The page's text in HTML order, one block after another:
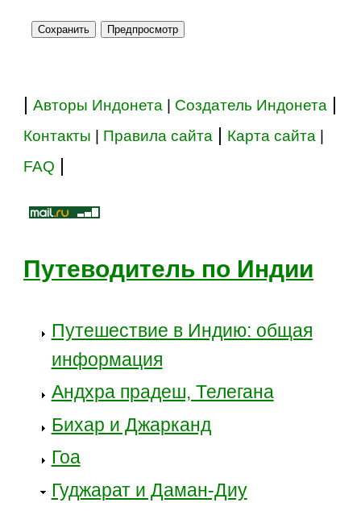
|Авторы Индонета Создатель Индонета
Контакты Правила сайта Карта сайта
FAQ
Путеводитель по Индии
Путешествие в Индию: общая
информация
Андхра прадеш, Телегана
Бихар и Джарканд
Гоа
Гуджарат и Даман-Диу